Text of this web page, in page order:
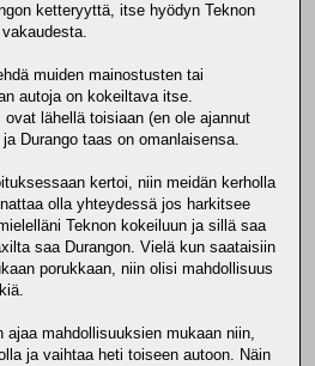
ketteryyttä, itse hyödyn Teknon
muiden mainostusten tai
autoja on kokeiltava itse.
ovat lähellä toisiaan (en ole ajannut
Durango taas on omanlaisensa.
kertoi, niin meidän kerholla
olla yhteydessä jos harkitsee
Teknon kokeiluun ja sillä saa
saa Durangon. Vielä kun saataisiin
porukkaan, niin olisi mahdollisuus
ajaa mahdollisuuksien mukaan niin,
ja vaihtaa heti toiseen autoon. Näin